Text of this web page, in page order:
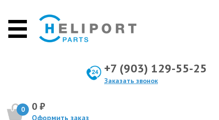
+7 (903) 129-55-25
Заказать звонок
0 0 ₽
Оформить заказ